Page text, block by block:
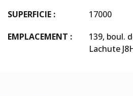
SUPERFICIE :
17000
EMPLACEMENT :
139, boul.
Lachute